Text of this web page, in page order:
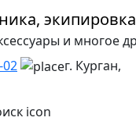
и многое
02
г. Курган,